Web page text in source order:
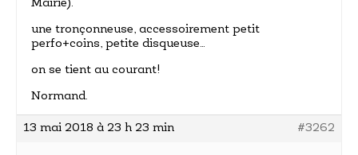
Mairie).
une tronçonneuse, accessoirement petit
perfo+coins, petite disqueuse…
on se tient au courant!
Normand.
13 mai 2018 à 23 h 23 min #3262